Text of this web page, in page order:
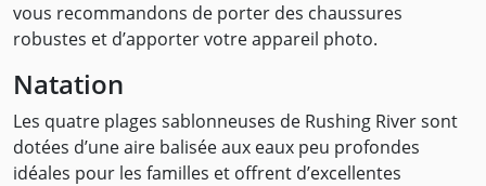
vous recommandons de porter des chaussures
robustes et d’apporter votre appareil photo.
Natation
Les quatre plages sablonneuses de Rushing River sont
dotées d’une aire balisée aux eaux peu profondes
idéales pour les familles et offrent d’excellentes